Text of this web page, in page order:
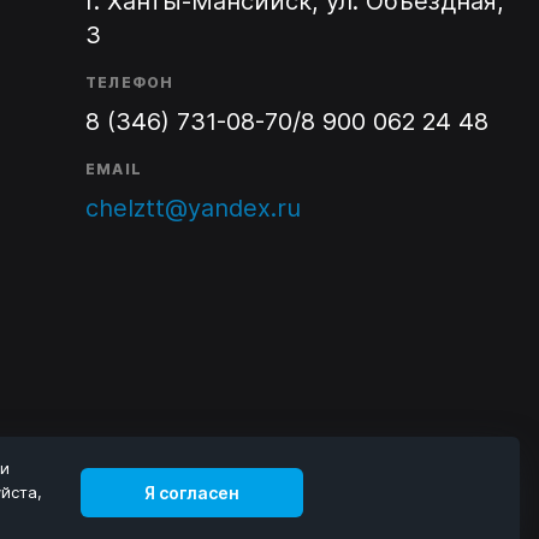
3
ТЕЛЕФОН
8 (346) 731-08-70/8 900 062 24 48
EMAIL
chelztt@yandex.ru
Я согласен